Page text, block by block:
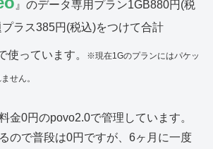
』のデータ専用プラン1GB880円(税
ラス385円(税込)をつけて合計
使っています。 ※現在1Gのプランにはパケッ
せん。
金0円のpovo2.0で管理しています。
ので普段は0円ですが、6ヶ月に一度